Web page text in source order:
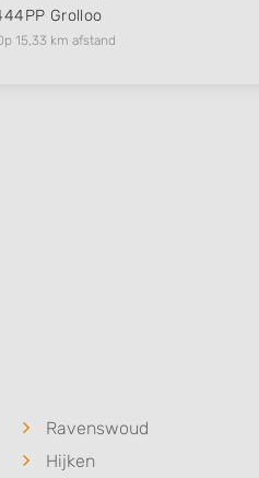
Grolloo
15,33 km afstand
Ravenswoud
Hijken